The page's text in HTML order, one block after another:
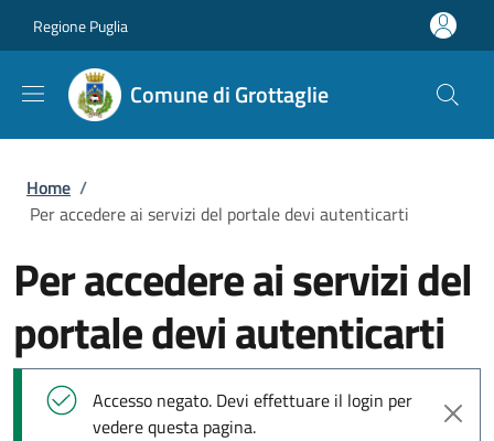
Regione Puglia
Comune di Grottaglie
Briciole di pane
Home /
Per accedere ai servizi del portale devi autenticarti
Per accedere ai servizi del
portale devi autenticarti
Messaggio di stato
Accesso negato. Devi effettuare il login per
vedere questa pagina.